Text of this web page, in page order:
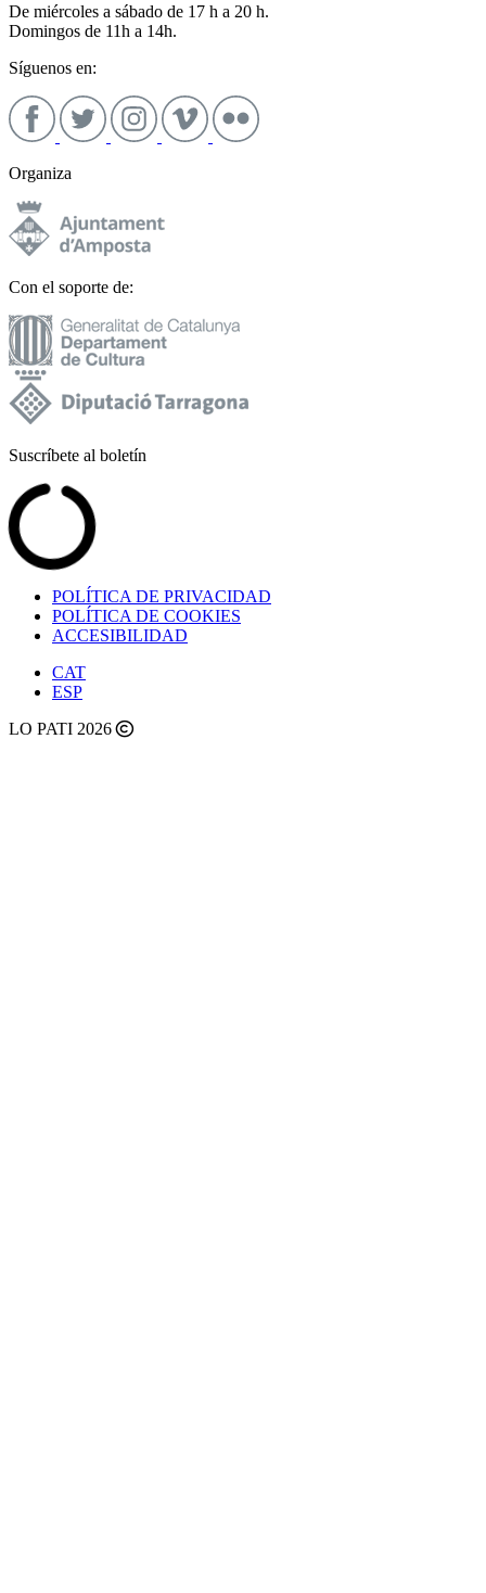
De miércoles a sábado de 17 h a 20 h.
Domingos de 11h a 14h.
Síguenos en:
Organiza
Con el soporte de:
Suscríbete al boletín
POLÍTICA DE PRIVACIDAD
POLÍTICA DE COOKIES
ACCESIBILIDAD
CAT
ESP
LO PATI 2026